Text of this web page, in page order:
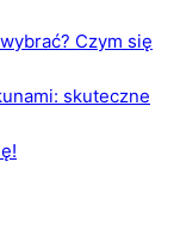
Czym się
skuteczne